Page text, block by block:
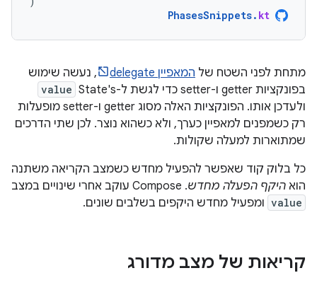
PhasesSnippets. kt
מתחת לפני השטח של המאפיין delegate
, נעשה שימוש
בפונקציות getter ו-setter כדי לגשת ל-State's
value
ולעדכן אותו. הפונקציות האלה מסוג getter ו-setter מופעלות
רק כשמפנים למאפיין כערך, ולא כשהוא נוצר. לכן שתי הדרכים
שמתוארות למעלה שקולות.
כל בלוק קוד שאפשר להפעיל מחדש כשמצב הקריאה משתנה
הוא היקף הפעלה מחדש. ‫Compose עוקב אחרי שינויים במצב
value ומפעיל מחדש היקפים בשלבים שונים.
קריאות של מצב מדורג